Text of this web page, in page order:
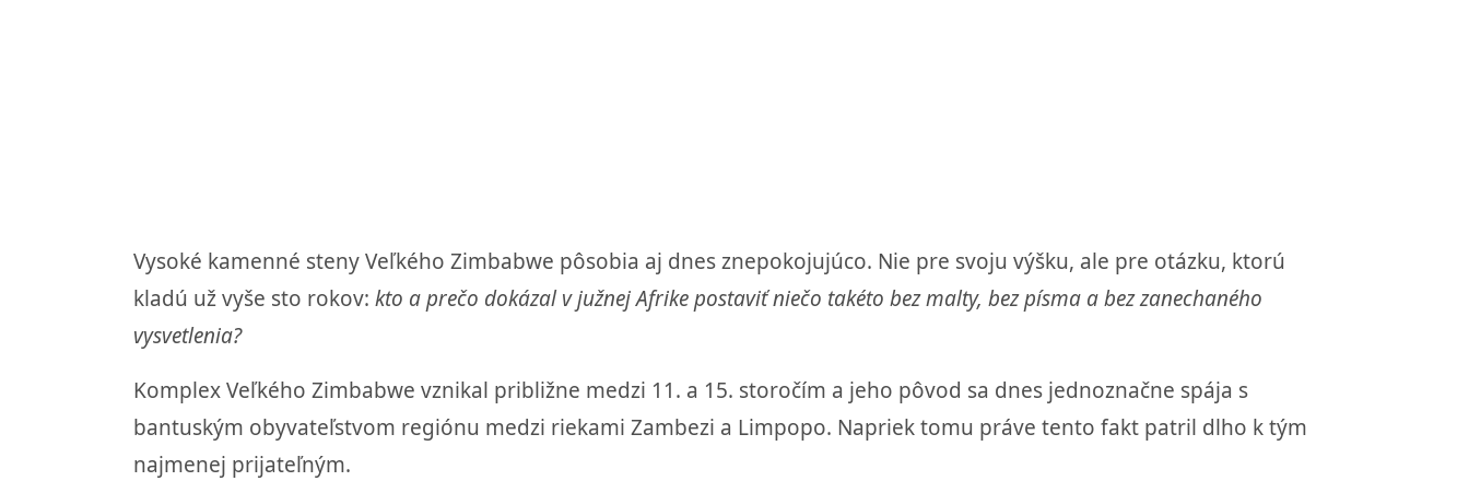
Vysoké kamenné steny Veľkého Zimbabwe pôsobia aj dnes znepokojujúco. Nie pre svoju výšku, ale pre otázku, ktorú
kladú už vyše sto rokov: kto a prečo dokázal v južnej Afrike postaviť niečo takéto bez malty, bez písma a bez zanechaného
vysvetlenia?
Komplex Veľkého Zimbabwe vznikal približne medzi 11. a 15. storočím a jeho pôvod sa dnes jednoznačne spája s
bantuským obyvateľstvom regiónu medzi riekami Zambezi a Limpopo. Napriek tomu práve tento fakt patril dlho k tým
najmenej prijateľným.